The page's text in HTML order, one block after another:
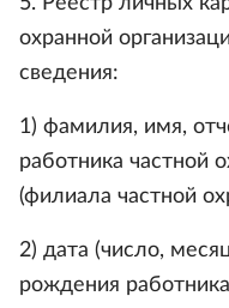
охранной
сведения:
1) фамилия, имя,
работника частной
(филиала частной
2) дата (число,
рождения